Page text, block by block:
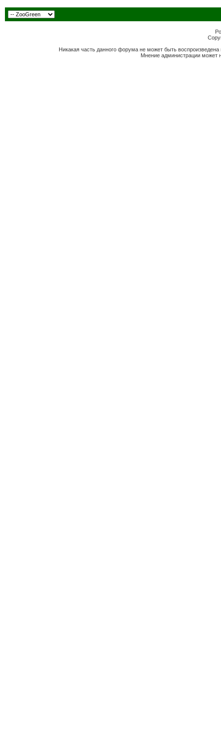
Никакая часть данного форума не может быть
Мнение администрации может